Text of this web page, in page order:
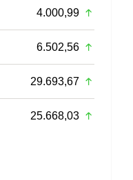
4.000,99
6.502,56
29.693,67
25.668,03